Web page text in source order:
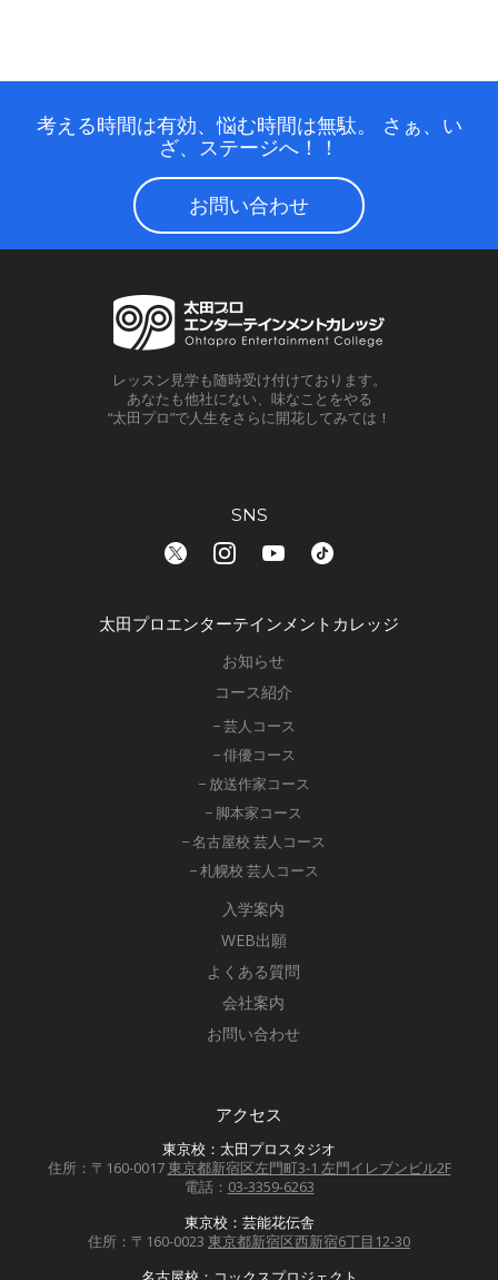
考える時間は有効、悩む時間は無駄。
さぁ、い
ざ、ステージへ！！
お問い合わせ
レッスン見学も随時受け付けております。
あなたも他社にない、味なことをやる
“太田プロ”で人生をさらに開花してみては！
SNS
太田プロエンターテインメントカレッジ
お知らせ
コース紹介
− 芸人コース
− 俳優コース
− 放送作家コース
− 脚本家コース
− 名古屋校 芸人コース
− 札幌校 芸人コース
入学案内
WEB出願
よくある質問
会社案内
お問い合わせ
アクセス
東京校：太田プロスタジオ
住所：〒160-0017東京都新宿区左門町3-1 左門イレブンビル2F
電話： 03-3359-6263
東京校：芸能花伝舎
住所：〒160-0023 東京都新宿区西新宿6丁目12-30